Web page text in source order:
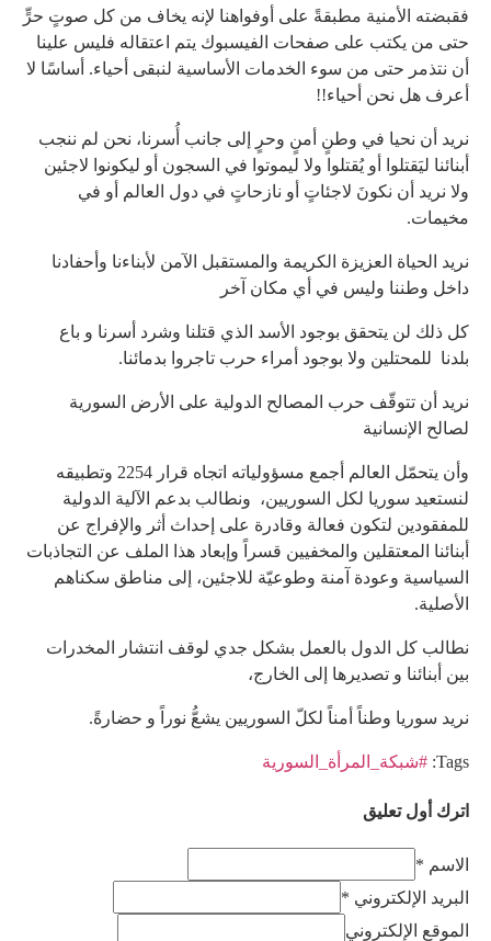
فقبضته الأمنية مطبقةً على أوفواهنا لإنه يخاف من كل صوتٍ حرٍّ
حتى من يكتب على صفحات الفيسبوك يتم اعتقاله فليس علينا
أن نتذمر حتى من سوء الخدمات الأساسية لنبقى أحياء. أساسًا لا
أعرف هل نحن أحياء!!
نريد أن نحيا في وطنٍ أمنٍ وحرٍ إلى جانب أُسرنا، نحن لم ننجب
أبنائنا ليَقتلوا أو يُقتلوا ولا ليموتوا في السجون أو ليكونوا لاجئين
ولا نريد أن نكونَ لاجئاتٍ أو نازحاتٍ في دول العالم أو في
مخيمات.
نريد الحياة العزيزة الكريمة والمستقبل الآمن لأبناءنا وأحفادنا
داخل وطننا وليس في أي مكان آخر
كل ذلك لن يتحقق بوجود الأسد الذي قتلنا وشرد أسرنا و باع
بلدنا للمحتلين ولا بوجود أمراء حرب تاجروا بدمائنا.
نريد أن تتوقّف حرب المصالح الدولية على الأرض السورية
لصالح الإنسانية
وأن يتحمّل العالم أجمع مسؤولياته اتجاه قرار 2254 وتطبيقه
لنستعيد سوريا لكل السوريين، ونطالب بدعم الآلية الدولية
للمفقودين لتكون فعالة وقادرة على إحداث أثر والإفراج عن
أبنائنا المعتقلين والمخفيين قسراً وإبعاد هذا الملف عن التجاذبات
السياسية وعودة آمنة وطوعيّة للاجئين، إلى مناطق سكناهم
الأصلية.
نطالب كل الدول بالعمل بشكل جدي لوقف انتشار المخدرات
بين أبنائنا و تصديرها إلى الخارج،
نريد سوريا وطناً أمناً لكلّ السوريين يشعُّ نوراً و حضارةً.
Tags: #شبكة_المرأة_السورية
اترك أول تعليق
الاسم *
البريد الإلكتروني *
الموقع الإلكتروني